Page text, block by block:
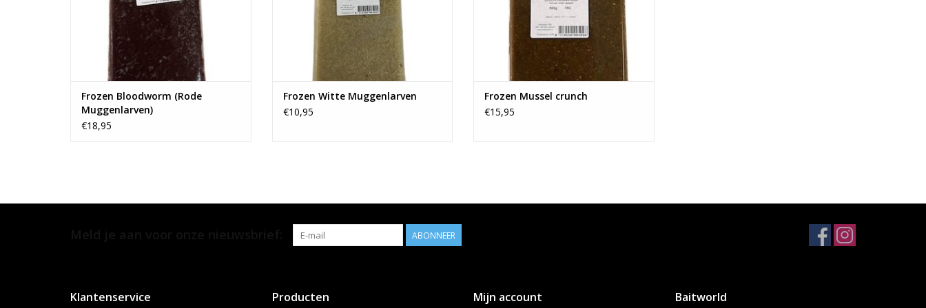
Frozen Bloodworm (Rode
Muggenlarven)
€18,95
Frozen Witte Muggenlarven
€10,95
Frozen Mussel crunch
€15,95
ABONNEER
Klantenservice Producten Mijn account Baitworld